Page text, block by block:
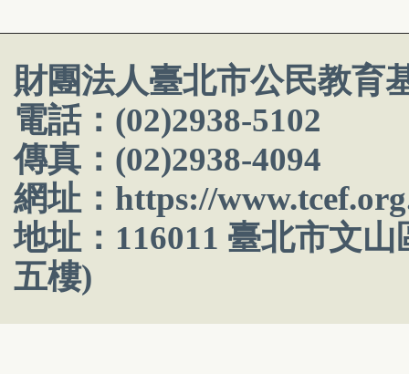
財團法人臺北市公民教育
電話：(02)2938-5102
傳真：(02)2938-4094
網址： https://
地址：116011 臺北市文
五樓)